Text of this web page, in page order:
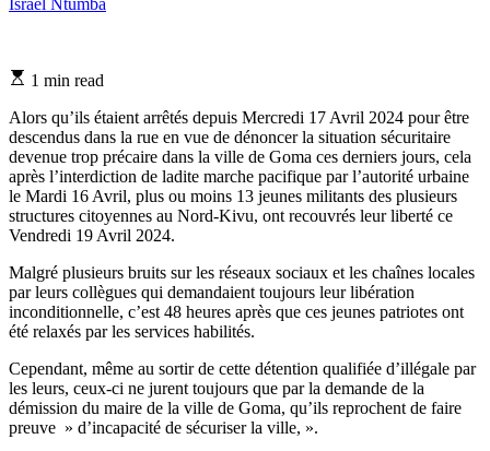
Estimated
time
1 min read
Alors qu’ils étaient arrêtés depuis Mercredi 17 Avril 2024 pour être
descendus dans la rue en vue de dénoncer la situation sécuritaire
devenue trop précaire dans la ville de Goma ces derniers jours, cela
après l’interdiction de ladite marche pacifique par l’autorité urbaine
le Mardi 16 Avril, plus ou moins 13 jeunes militants des plusieurs
structures citoyennes au Nord-Kivu, ont recouvrés leur liberté ce
Vendredi 19 Avril 2024.
Malgré plusieurs bruits sur les réseaux sociaux et les chaînes locales
par leurs collègues qui demandaient toujours leur libération
inconditionnelle, c’est 48 heures après que ces jeunes patriotes ont
été relaxés par les services habilités.
Cependant, même au sortir de cette détention qualifiée d’illégale par
les leurs, ceux-ci ne jurent toujours que par la demande de la
démission du maire de la ville de Goma, qu’ils reprochent de faire
preuve » d’incapacité de sécuriser la ville, ».